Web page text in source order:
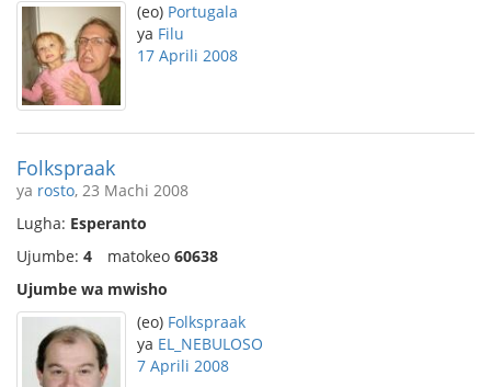
(eo) Portugala
ya Filu
17 Aprili 2008
Folkspraak
ya rosto, 23 Machi 2008
Lugha: Esperanto
Ujumbe: 4 matokeo 60638
Ujumbe wa mwisho
(eo) Folkspraak
ya EL_NEBULOSO
7 Aprili 2008